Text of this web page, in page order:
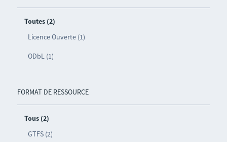
Toutes (2)
Licence Ouverte (1)
ODbL (1)
FORMAT DE RESSOURCE
Tous (2)
GTFS (2)